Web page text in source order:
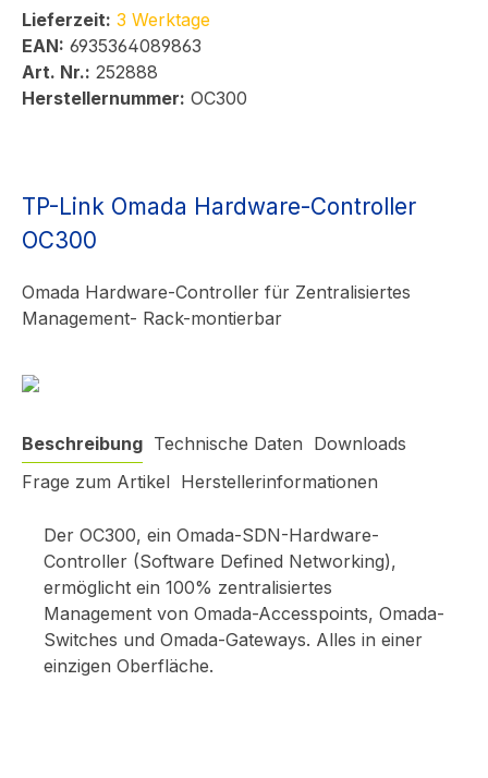
Lieferzeit: 3 Werktage
EAN: 6935364089863
Art. Nr.: 252888
Herstellernummer: OC300
TP-Link Omada Hardware-Controller
OC300
Omada Hardware-Controller für Zentralisiertes
Management- Rack-montierbar
Beschreibung Technische Daten Downloads
Frage zum Artikel Herstellerinformationen
Der OC300, ein Omada-SDN-Hardware-
Controller (Software Defined Networking),
ermöglicht ein 100% zentralisiertes
Management von Omada-Accesspoints, Omada-
Switches und Omada-Gateways. Alles in einer
einzigen Oberfläche.